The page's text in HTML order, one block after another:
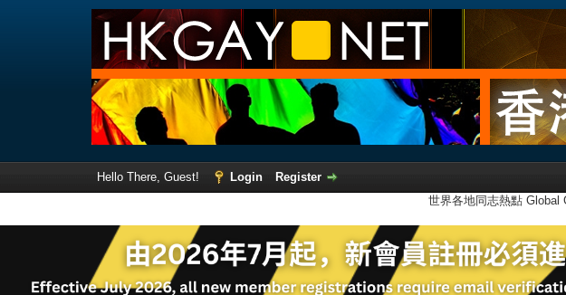
Hello There, Guest! Login
Register
世界各地同志熱點